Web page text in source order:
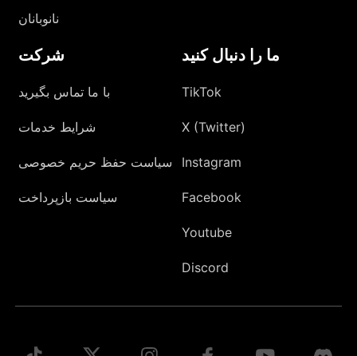
نانوبانان
شرکت
با ما تماس بگیرید
شرایط خدمات
سیاست حفظ حریم خصوصی
سیاست بازپرداخت
ما را دنبال کنید
TikTok
X (Twitter)
Instagram
Facebook
Youtube
Discord